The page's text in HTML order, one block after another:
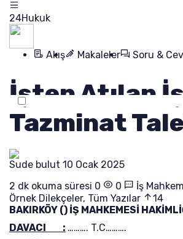
24Hukuk
Akış Makaleler Soru &
İşten Atılan
Tazminat
Sude bulut 10 Ocak 2025
2 dk okuma süresi 0 0 İş
Örnek Dilekçeler, Tüm Yazılar
14
BAKIRKÖY () İŞ MAHKEMESİ
DAVACI : ………. T.C……….